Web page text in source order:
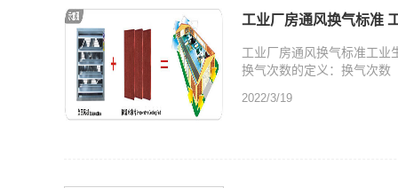
工业厂房通风换气标准
工业厂房通风换气标准工业
换气次数的定义：换气次数
2022/3/19